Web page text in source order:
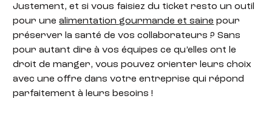
Justement, et si vous faisiez du ticket resto un outil
pour unealimentation gourmande et saine pour
préserver la santé de vos collaborateurs ? Sans
pour autant dire à vos équipes ce qu’elles ont le
droit de manger, vous pouvez orienter leurs choix
avec une offre dans votre entreprise qui répond
parfaitement à leurs besoins !